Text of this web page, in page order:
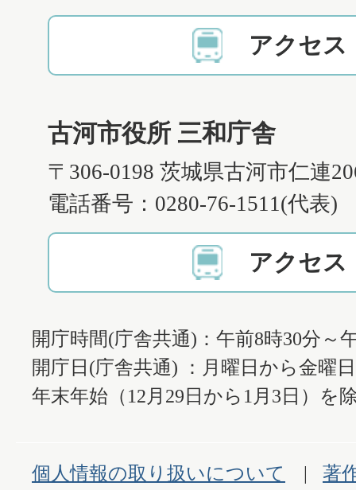
アクセス
古河市役所 三和庁舎
〒306-0198 茨城県古河市仁連
電話番号：0280-76-1511(代表)
アクセス
開庁時間(庁舎共通)：午前8時30分～
開庁日(庁舎共通) ：月曜日から金曜
年末年始（12月29日から1月3日）を
個人情報の取り扱いについて
著